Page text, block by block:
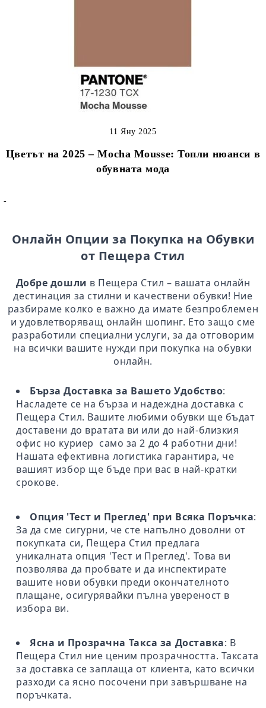
Цветът на 2025 – Mocha Mousse: Топли нюанси в
обувната мода
11 Яну 2025
-
Онлайн Опции за Покупка на Обувки
от Пещера Стил
Добре дошли в Пещера Стил – вашата онлайн
дестинация за стилни и качествени обувки! Ние
разбираме колко е важно да имате безпроблемен
и удовлетворяващ онлайн шопинг. Ето защо сме
разработили специални услуги, за да отговорим
на всички вашите нужди при покупка на обувки
онлайн.
Бърза Доставка за Вашето Удобство:
Насладете се на бърза и надеждна доставка с
Пещера Стил. Вашите любими обувки ще бъдат
доставени до вратата ви или до най-близкия
офис но куриер само за 2 до 4 работни дни!
Нашата ефективна логистика гарантира, че
вашият избор ще бъде при вас в най-кратки
срокове.
Опция 'Тест и Преглед' при Всяка Поръчка:
За да сме сигурни, че сте напълно доволни от
покупката си, Пещера Стил предлага
уникалната опция 'Тест и Преглед'. Това ви
позволява да пробвате и да инспектирате
вашите нови обувки преди окончателното
плащане, осигурявайки пълна увереност в
избора ви.
Ясна и Прозрачна Такса за Доставка: В
Пещера Стил ние ценим прозрачността. Таксата
за доставка се заплаща от клиента, като всички
разходи са ясно посочени при завършване на
поръчката.